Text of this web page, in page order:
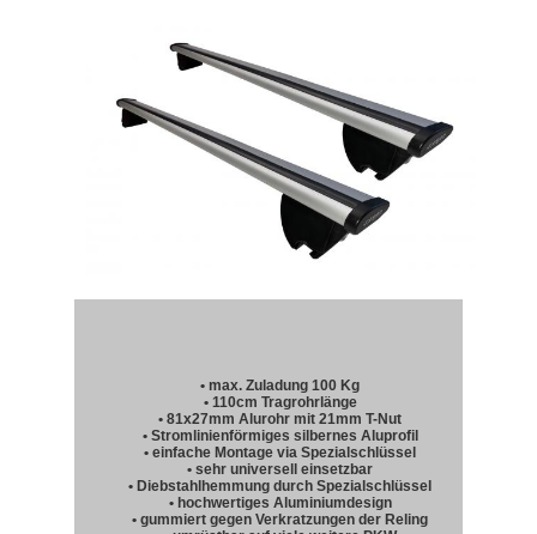
• max. Zuladung 100 Kg
• 110cm Tragrohrlänge
• 81x27mm Alurohr mit 21mm T-Nut
• Stromlinienförmiges silbernes Aluprofil
• einfache Montage via Spezialschlüssel
• sehr universell einsetzbar
• Diebstahlhemmung durch Spezialschlüssel
• hochwertiges Aluminiumdesign
• gummiert gegen Verkratzungen der Reling